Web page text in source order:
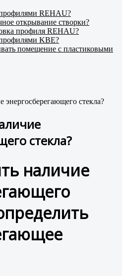
REHAU?
открывание створки?
профиля REHAU?
KBE?
помещение с пластиковыми
энергосберегающего стекла?
стекла?
наличие